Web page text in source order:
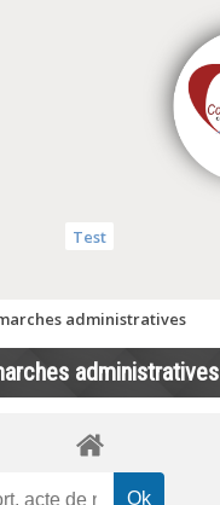
Test
administratives
administratives